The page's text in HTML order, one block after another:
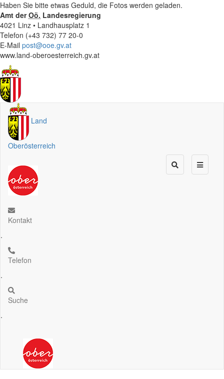
Haben Sie bitte etwas Geduld, die Fotos werden geladen.
Amt derOö. Landesregierung
4021 Linz • Landhausplatz 1
Telefon (+43 732) 77 20-0
E-Mail post@ooe.gv.at
www.land-oberoesterreich.gv.at
Land
Oberösterreich
Kontakt
.
Telefon
.
Suche
.